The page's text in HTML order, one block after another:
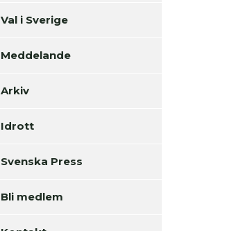
Val i Sverige
Meddelande
Arkiv
Idrott
Svenska Press
Bli medlem